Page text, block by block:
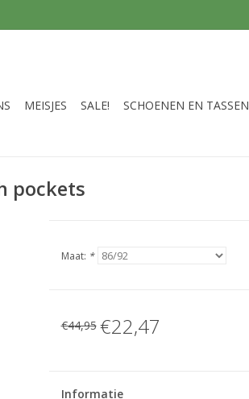
MEISJES SALE! SCHOENEN EN TASSEN
pockets
Maat: *
€44,95 €22,47
Informatie